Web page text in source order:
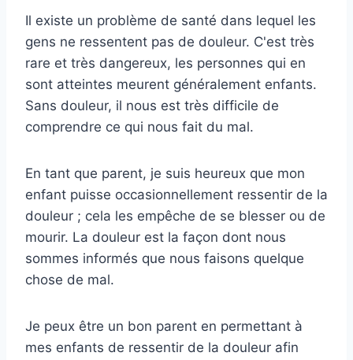
Il existe un problème de santé dans lequel les
gens ne ressentent pas de douleur. C'est très
rare et très dangereux, les personnes qui en
sont atteintes meurent généralement enfants.
Sans douleur, il nous est très difficile de
comprendre ce qui nous fait du mal.
En tant que parent, je suis heureux que mon
enfant puisse occasionnellement ressentir de la
douleur ; cela les empêche de se blesser ou de
mourir. La douleur est la façon dont nous
sommes informés que nous faisons quelque
chose de mal.
Je peux être un bon parent en permettant à
mes enfants de ressentir de la douleur afin